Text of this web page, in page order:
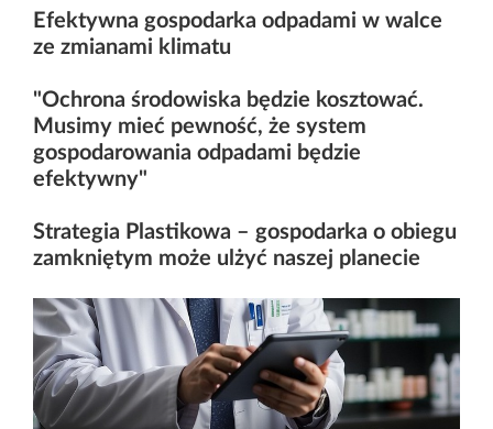
Efektywna gospodarka odpadami w walce
ze zmianami klimatu
"Ochrona środowiska będzie kosztować.
Musimy mieć pewność, że system
gospodarowania odpadami będzie
efektywny"
Strategia Plastikowa – gospodarka o obiegu
zamkniętym może ulżyć naszej planecie